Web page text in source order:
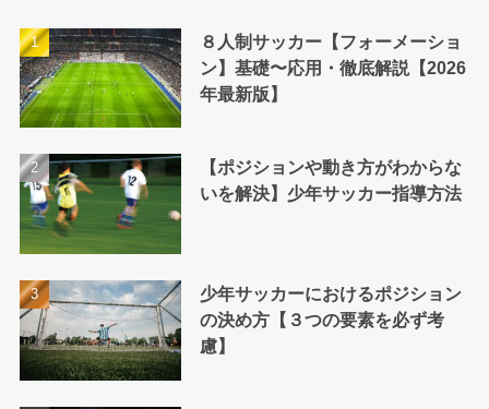
８人制サッカー【フォーメーショ
ン】基礎〜応用・徹底解説【2026
年最新版】
【ポジションや動き方がわからな
いを解決】少年サッカー指導方法
少年サッカーにおけるポジション
の決め方【３つの要素を必ず考
慮】